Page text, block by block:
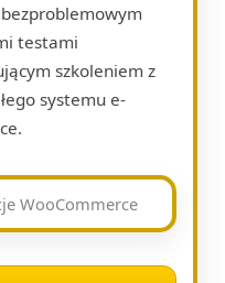
testami
szkoleniem z
systemu e-